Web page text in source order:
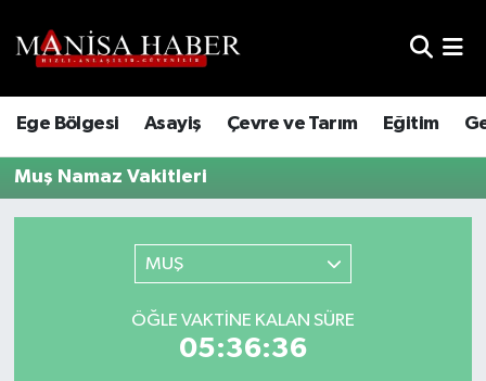
Ege Bölgesi Asayiş Çevre ve Tarım Eğitim
Muş Namaz Vakitleri
MUŞ
ÖĞLE VAKTINE KALAN SÜRE
05:36:36
Trafik Durumu
Tüm Manşetler